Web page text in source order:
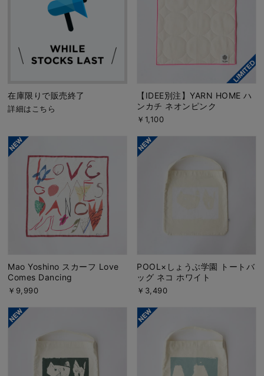
在庫限りで販売終了
詳細はこちら
【IDEE別注】YARN HOME ハ
ンカチ ネオンピンク
￥1,100
Mao Yoshino スカーフ Love
Comes Dancing
￥9,990
POOL×しょうぶ学園 トートバ
ッグ ネコ ホワイト
￥3,490